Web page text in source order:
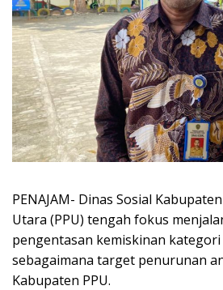
PENAJAM- Dinas Sosial
Utara (PPU) tengah fokus
pengentasan kemiskinan
sebagaimana target penurunan
Kabupaten PPU.